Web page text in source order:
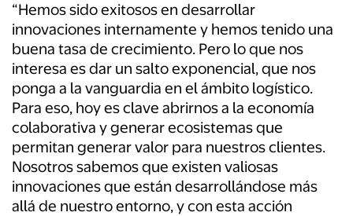
“Hemos sido exitosos en desarrollar
innovaciones internamente y hemos tenido una
buena tasa de crecimiento. Pero lo que nos
interesa es dar un salto exponencial, que nos
ponga a la vanguardia en el ámbito logístico.
Para eso, hoy es clave abrirnos a la economía
colaborativa y generar ecosistemas que
permitan generar valor para nuestros clientes.
Nosotros sabemos que existen valiosas
innovaciones que están desarrollándose más
allá de nuestro entorno, y con esta acción